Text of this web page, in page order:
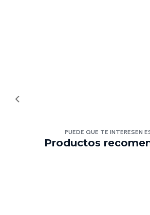
PUEDE QUE TE INTERESEN
Productos